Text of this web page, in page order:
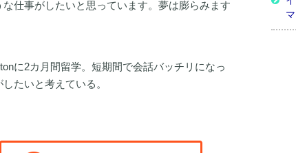
仕事がしたいと思っています。夢は膨らみます
に2カ月間留学。短期間で会話バッチリになっ
たいと考えている。